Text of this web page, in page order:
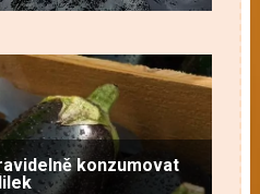
konzumovat
lilek